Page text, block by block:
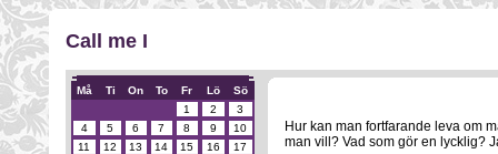
Call me I
Må Ti On To Fr Lö
Sö
1
2
3
4
5 6 7 8 9
10
11
12 13 14 15 16
17
Hur kan man fortfarande leva om
man vill? Vad som gör en lycklig?